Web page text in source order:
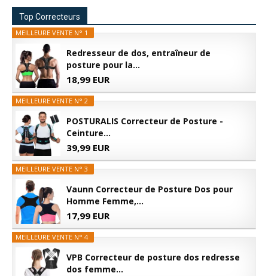
Top Correcteurs
MEILLEURE VENTE N° 1
Redresseur de dos, entraîneur de
posture pour la...
18,99 EUR
MEILLEURE VENTE N° 2
POSTURALIS Correcteur de Posture -
Ceinture...
39,99 EUR
MEILLEURE VENTE N° 3
Vaunn Correcteur de Posture Dos pour
Homme Femme,...
17,99 EUR
MEILLEURE VENTE N° 4
VPB Correcteur de posture dos redresse
dos femme...